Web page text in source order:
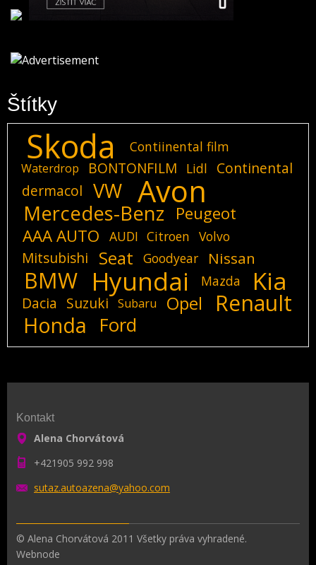
Štítky
Skoda Contiinental film
Waterdrop BONTONFILM Lidl
Continental
dermacol
VW Avon
Mercedes-Benz
Peugeot
AAA AUTO
AUDI Citroen Volvo
Mitsubishi Seat Goodyear Nissan
BMW Hyundai Mazda Kia
Dacia Suzuki Subaru Opel Renault
Honda Ford
Kontakt
Alena Chorvátová
+421905 992 998
sutaz.autoazena@yahoo.com
© Alena Chorvátová 2011 Všetky práva vyhradené.
Webnode